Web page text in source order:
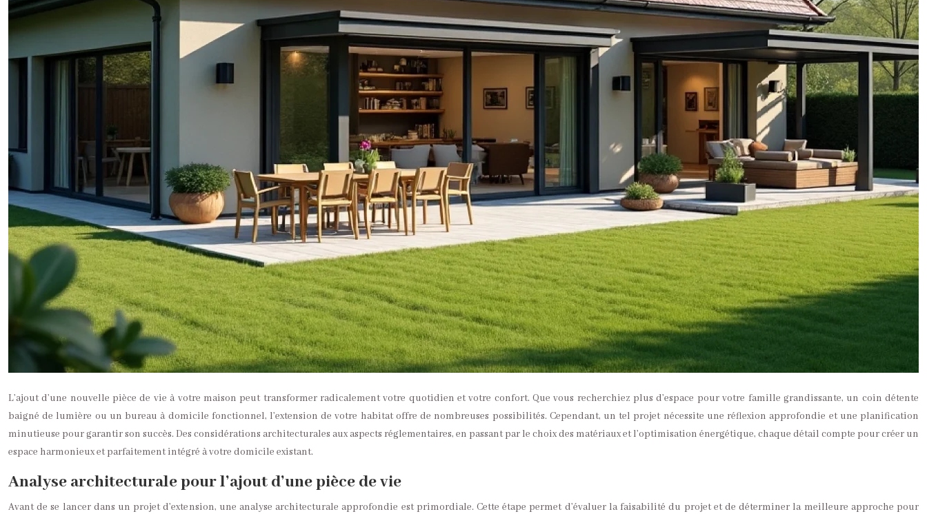
L’ajout d’une nouvelle pièce de vie à votre maison peut transformer radicalement votre quotidien et votre confort. Que vous recherchiez plus d’espace pour votre famille grandissante, un coin détente
baigné de lumière ou un bureau à domicile fonctionnel, l’extension de votre habitat offre de nombreuses possibilités. Cependant, un tel projet nécessite une réflexion approfondie et une planification
minutieuse pour garantir son succès. Des considérations architecturales aux aspects réglementaires, en passant par le choix des matériaux et l’optimisation énergétique, chaque détail compte pour créer un
espace harmonieux et parfaitement intégré à votre domicile existant.
Analyse architecturale pour l’ajout d’une pièce de vie
Avant de se lancer dans un projet d’extension, une analyse architecturale approfondie est primordiale. Cette étape permet d’évaluer la faisabilité du projet et de déterminer la meilleure approche pour